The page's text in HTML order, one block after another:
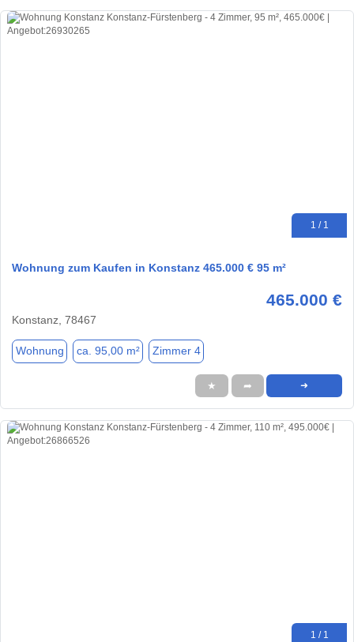
1 / 1
Wohnung zum Kaufen in Konstanz 465.000 € 95 m²
465.000 €
Konstanz, 78467
Wohnung ca. 95,00 m² Zimmer 4
★ ➦ ➜
1 / 1